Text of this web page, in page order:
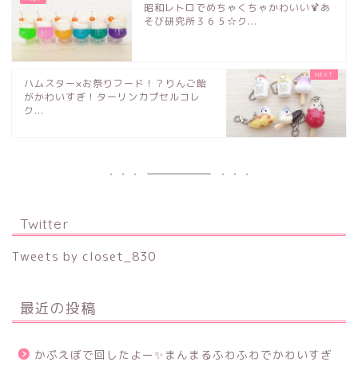
昭和レトロでめちゃくちゃかわいい🍹あ
そび研究所３６５☆ク...
ハムスター×お祭りフード！？りんご飴
がかわいすぎ！ターリンカプセルコレ
ク...
Twitter
Tweets by closet_830
最近の投稿
かぷえぼで回したよー✨まんまるふわふわでかわいすぎ